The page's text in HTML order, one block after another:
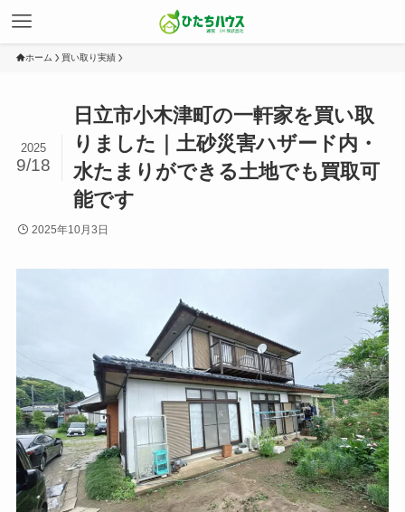
ホーム 買い取り実績
日立市小木津町の一軒家を買い取
りました｜土砂災害ハザード内・
水たまりができる土地でも買取可
能です
2025
9/18
2025年10月3日